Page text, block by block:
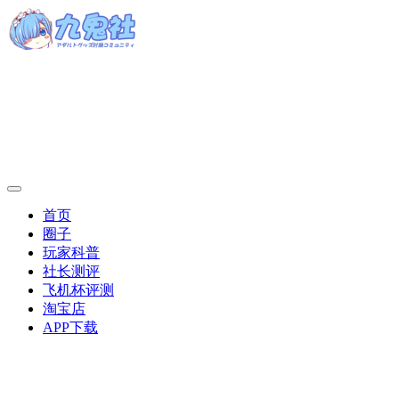
首页
圈子
玩家科普
社长测评
飞机杯评测
淘宝店
APP下载